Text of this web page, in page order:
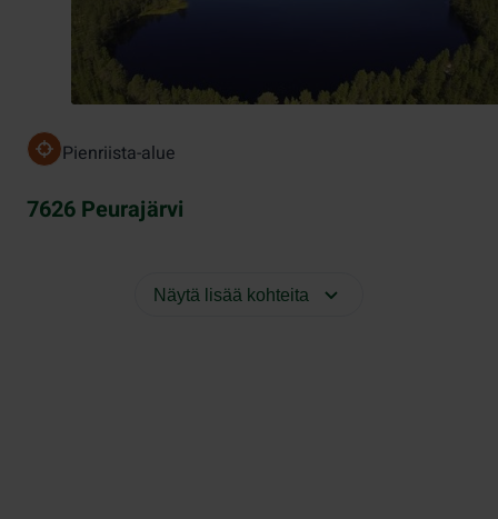
Pienriista-alue
7626 Peurajärvi
Näytä lisää kohteita